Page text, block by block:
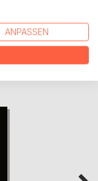
ANPASSEN